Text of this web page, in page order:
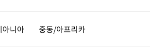
니아 중동/아프리카